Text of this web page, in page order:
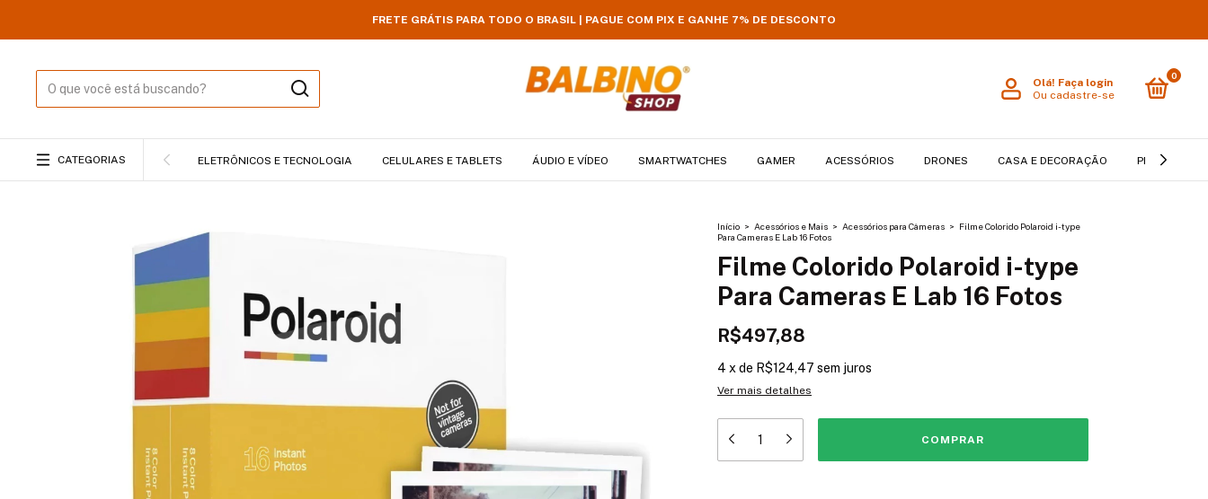
FRETE GRÁTIS PARA TODO O BRASIL | PAGUE COM PIX E GANHE 7% DE DESCONTO
Olá! Faça login
Ou cadastre-se
0
CATEGORIAS ELETRÔNICOS E TECNOLOGIA CELULARES E TABLETS ÁUDIO E VÍDEO SMARTWATCHES GAMER ACESSÓRIOS DRONES CASA E DECORAÇÃO PET
Início > Acessórios e Mais > Acessórios para Câmeras > Filme Colorido Polaroid i-type
Para Cameras E Lab 16 Fotos
Filme Colorido Polaroid i-type
Para Cameras E Lab 16 Fotos
R$497,88
4 x de R$124,47 sem juros
Ver mais detalhes